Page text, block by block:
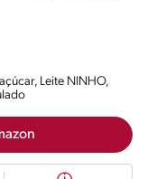
Leite NINHO,